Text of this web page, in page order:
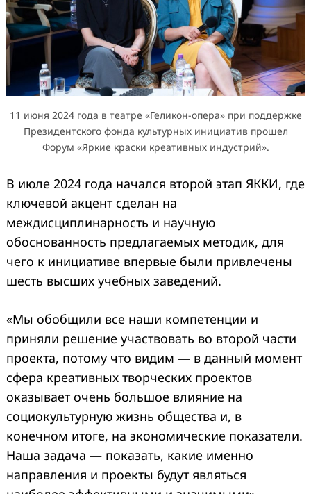
11 июня 2024 года в театре «Геликон-опера» при поддержке
Президентского фонда культурных инициатив прошел
Форум «Яркие краски креативных индустрий».
В июле 2024 года начался второй этап ЯККИ, где
ключевой акцент сделан на
междисциплинарность и научную
обоснованность предлагаемых методик, для
чего к инициативе впервые были привлечены
шесть высших учебных заведений.
«Мы обобщили все наши компетенции и
приняли решение участвовать во второй части
проекта, потому что видим — в данный момент
сфера креативных творческих проектов
оказывает очень большое влияние на
социокультурную жизнь общества и, в
конечном итоге, на экономические показатели.
Наша задача — показать, какие именно
направления и проекты будут являться